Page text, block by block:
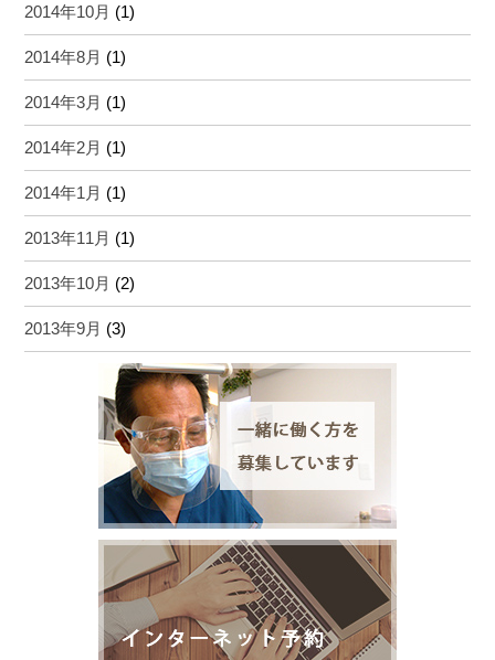
2014年10月 (1)
2014年8月 (1)
2014年3月 (1)
2014年2月 (1)
2014年1月 (1)
2013年11月 (1)
2013年10月 (2)
2013年9月 (3)